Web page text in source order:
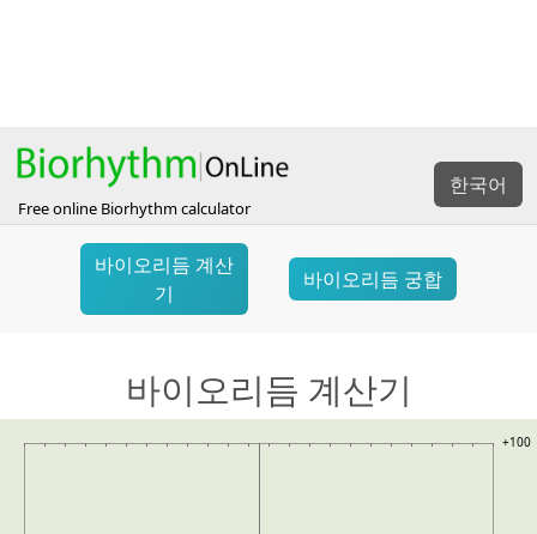
Free online Biorhythm calculator
한국어
바이오리듬 계산
기
바이오리듬 궁합
바이오리듬 계산기
+100